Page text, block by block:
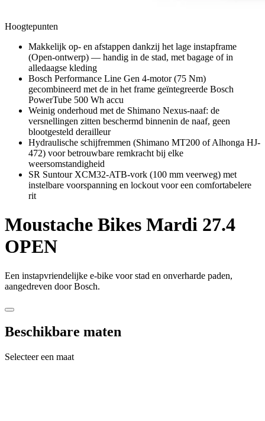
Hoogtepunten
Makkelijk op- en afstappen dankzij het lage instapframe
(Open-ontwerp) — handig in de stad, met bagage of in
alledaagse kleding
Bosch Performance Line Gen 4-motor (75 Nm)
gecombineerd met de in het frame geïntegreerde Bosch
PowerTube 500 Wh accu
Weinig onderhoud met de Shimano Nexus-naaf: de
versnellingen zitten beschermd binnenin de naaf, geen
blootgesteld derailleur
Hydraulische schijfremmen (Shimano MT200 of Alhonga HJ-
472) voor betrouwbare remkracht bij elke
weersomstandigheid
SR Suntour XCM32-ATB-vork (100 mm veerweg) met
instelbare voorspanning en lockout voor een comfortabelere
rit
Moustache Bikes Mardi 27.4
OPEN
Een instapvriendelijke e-bike voor stad en onverharde paden,
aangedreven door Bosch.
Beschikbare maten
Selecteer een maat